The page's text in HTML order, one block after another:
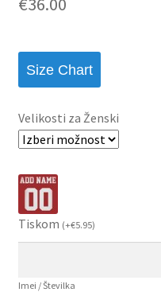
podlagi ocene
Size Chart
Velikosti za Ženski
Tiskom (+€5.95)
Imei / Številka